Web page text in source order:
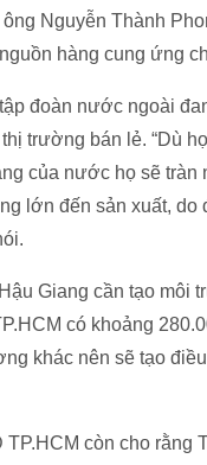
Nguyễn Thành
hàng cung ứng
đoàn nước ngoài
trường bán lẻ. “Dù
của nước họ sẽ
lớn đến sản xuất,
Giang cần tạo
có khoảng
khác nên sẽ tạo
còn cho